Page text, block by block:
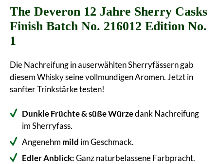
The Deveron 12 Jahre Sherry Casks
Finish Batch No. 216012 Edition No.
1
Die Nachreifung in auserwählten Sherryfässern gab
diesem Whisky seine vollmundigen Aromen. Jetzt in
sanfter Trinkstärke testen!
Dunkle Früchte & süße Würzedank Nachreifung
im Sherryfass.
Angenehm mild im Geschmack.
Edler Anblick:Ganz naturbelassene Farbpracht.